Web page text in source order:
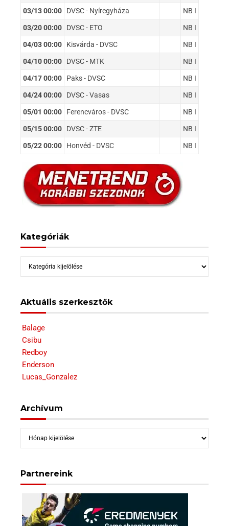
03/13 00:00 DVSC - Nyíregyháza NB I
03/20 00:00 DVSC - ETO NB I
04/03 00:00 Kisvárda - DVSC NB I
04/10 00:00 DVSC - MTK NB I
04/17 00:00 Paks - DVSC NB I
04/24 00:00 DVSC - Vasas NB I
05/01 00:00 Ferencváros - DVSC NB I
05/15 00:00 DVSC - ZTE NB I
05/22 00:00 Honvéd - DVSC NB I
Kategóriák
Kategóriák
Aktuális szerkesztők
Balage
Csibu
Redboy
Enderson
Lucas_Gonzalez
Archívum
Archívum
Partnereink